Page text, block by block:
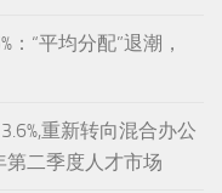
“平均分配”退潮，
重新转向混合办公
第二季度人才市场